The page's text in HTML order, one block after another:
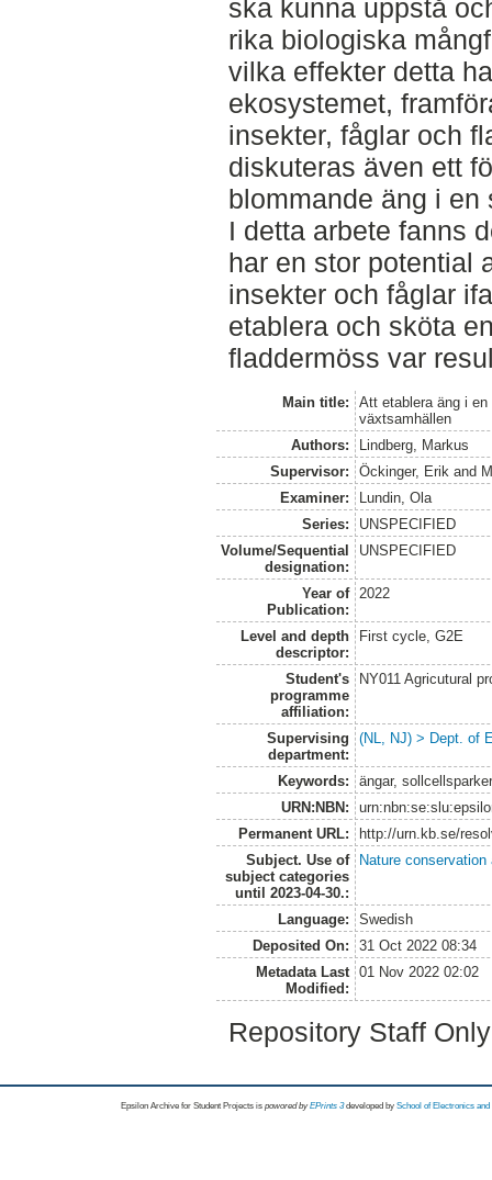
ska kunna uppstå
rika biologiska
vilka effekter detta
ekosystemet,
insekter, fåglar och
diskuteras även ett
blommande äng i
I detta arbete fanns
har en stor potential
insekter och fåglar
etablera och sköta
fladdermöss var
Main title:
Att etablera äng i
växtsamhällen
Authors:
Lindberg, Markus
Supervisor:
Öckinger, Erik and
Examiner:
Lundin, Ola
Series:
UNSPECIFIED
Volume/Sequential
designation:
UNSPECIFIED
Year of
Publication:
2022
Level and depth
descriptor:
First cycle, G2E
Student's
programme
affiliation:
NY011 Agricutural
Supervising
department:
(NL, NJ) > Dept. of
Keywords:
ängar,
URN:NBN:
Permanent URL:
http://urn.kb.se/
Subject. Use of
subject categories
until 2023-04-30.:
Nature
Language:
Swedish
Deposited On:
31 Oct 2022 08:34
Metadata Last
Modified:
01 Nov 2022 02:02
Repository Staff
Epsilon Archive for Student Projects is powored byEPrints 3 developed by School of Electronics